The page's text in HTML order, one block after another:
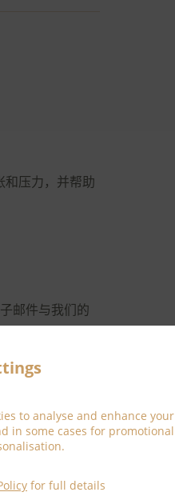
to analyse and enhance your
in some cases for promotional
for full details
和压力，并帮助
邮件与我们的